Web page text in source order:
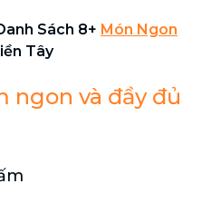
Sách 8+ Món Ngon
Tây
ngon và đầy đủ